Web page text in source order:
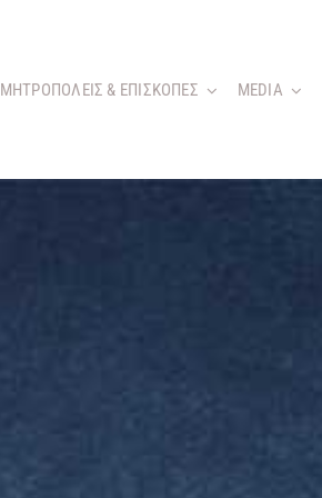
ΜΗΤΡΟΠΟΛΕΙΣ & ΕΠΙΣΚΟΠΕΣ MEDIA